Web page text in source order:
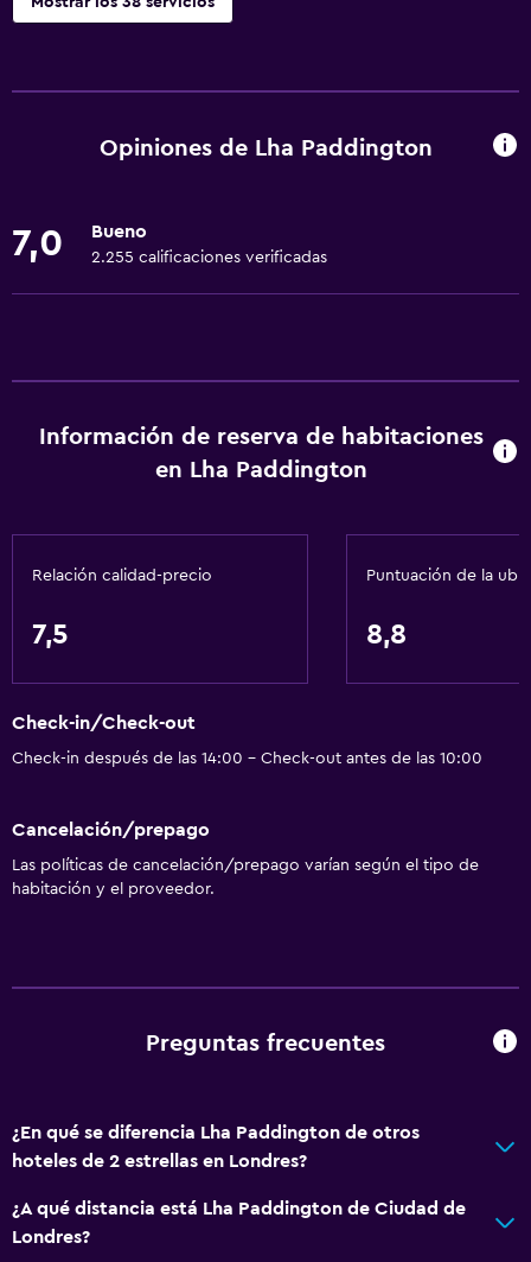
Wifi gratis
Extinguidor
Accesibilidad y adecuación
Para no fumadores
Solo adultos
Baño
Aseo
Papel higiénico
Armario o clóset
General
Habitaciones insonorizadas
Opiniones de Lha Paddington
7,0 Bueno
2.255 calificaciones verificadas
Información de reserva de habitaciones
en Lha Paddington
Relación calidad-precio
7,5
Puntuación de la
8,8
Check-in/Check-out
Check-in después de las 14:00 - Check-out antes de las 10:00
Cancelación/prepago
Las políticas de cancelación/prepago varían según el tipo de
habitación y el proveedor.
Preguntas frecuentes
¿En qué se diferencia Lha Paddington de otros
hoteles de 2 estrellas en Londres?
¿A qué distancia está Lha Paddington de Ciudad de
Londres?